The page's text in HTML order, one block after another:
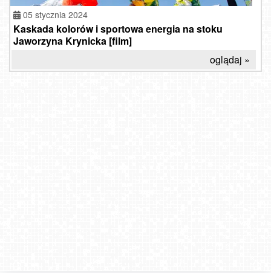
05 stycznia 2024
Kaskada kolorów i sportowa energia na stoku
Jaworzyna Krynicka [film]
oglądaj »